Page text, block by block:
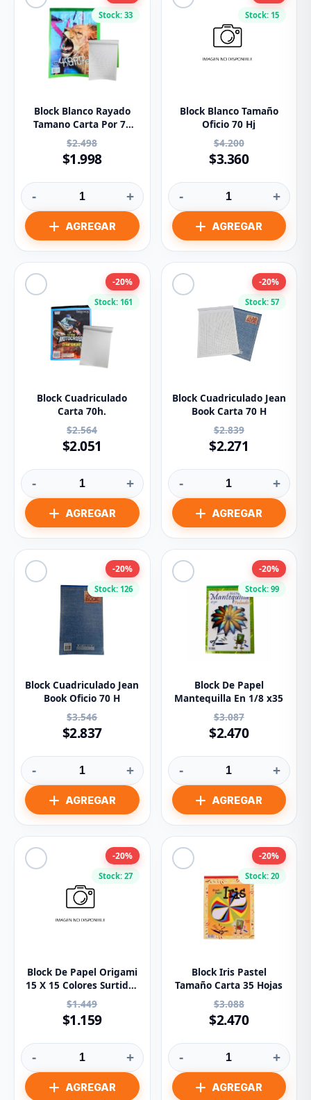
Stock: 33
Block Blanco Rayado
Tamano Carta Por 70
Hojas
$2.498
$1.998
- +
Stock: 15
Block Blanco Tamaño
Oficio 70 Hj
$4.200
$3.360
- +
Stock: 161
-20%
Block Cuadriculado
Carta 70h.
$2.564
$2.051
- +
Stock: 57
-20%
Block Cuadriculado Jean
Book Carta 70 H
$2.839
$2.271
- +
Stock: 126
-20%
Block Cuadriculado Jean
Book Oficio 70 H
$3.546
$2.837
- +
Stock: 99
-20%
Block De Papel
Mantequilla En 1/8 x35
$3.087
$2.470
- +
Stock: 27
-20%
Block De Papel Origami
15 X 15 Colores Surtidos
X 20 Hj
$1.449
$1.159
- +
Stock: 20
-20%
Block Iris Pastel
Tamaño Carta 35 Hojas
$3.088
$2.470
- +